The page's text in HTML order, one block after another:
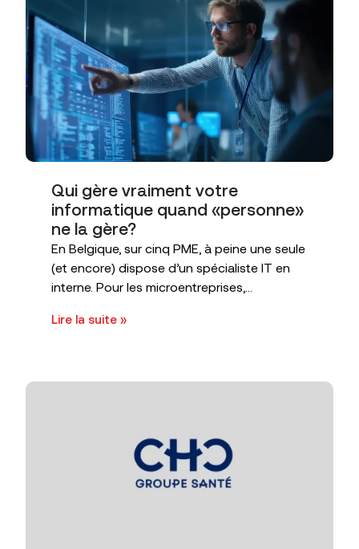
Qui gère vraiment votre
informatique quand «personne»
ne la gère?
En Belgique, sur cinq PME, à peine une seule
(et encore) dispose d’un spécialiste IT en
interne. Pour les microentreprises,...
Lire la suite »